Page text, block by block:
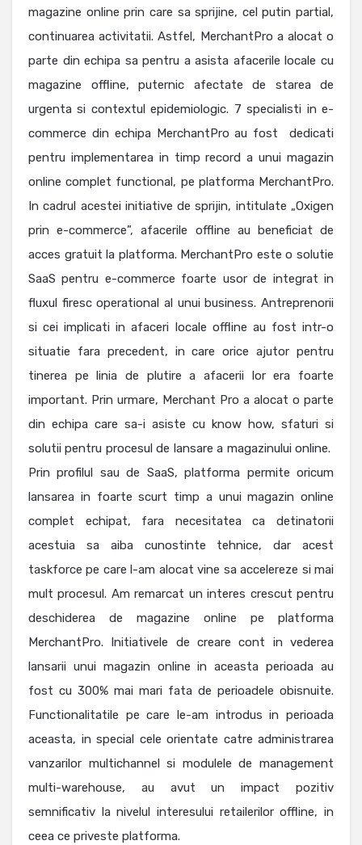
magazine online prin care sa sprijine, cel putin partial,
continuarea activitatii. Astfel, MerchantPro a alocat o
parte din echipa sa pentru a asista afacerile locale cu
magazine offline, puternic afectate de starea de
urgenta si contextul epidemiologic. 7 specialisti in e-
commerce din echipa MerchantPro au fost dedicati
pentru implementarea in timp record a unui magazin
online complet functional, pe platforma MerchantPro.
In cadrul acestei initiative de sprijin, intitulate „Oxigen
prin e-commerce”, afacerile offline au beneficiat de
acces gratuit la platforma. MerchantPro este o solutie
SaaS pentru e-commerce foarte usor de integrat in
fluxul firesc operational al unui business. Antreprenorii
si cei implicati in afaceri locale offline au fost intr-o
situatie fara precedent, in care orice ajutor pentru
tinerea pe linia de plutire a afacerii lor era foarte
important. Prin urmare, Merchant Pro a alocat o parte
din echipa care sa-i asiste cu know how, sfaturi si
solutii pentru procesul de lansare a magazinului online.
Prin profilul sau de SaaS, platforma permite oricum
lansarea in foarte scurt timp a unui magazin online
complet echipat, fara necesitatea ca detinatorii
acestuia sa aiba cunostinte tehnice, dar acest
taskforce pe care l-am alocat vine sa accelereze si mai
mult procesul. Am remarcat un interes crescut pentru
deschiderea de magazine online pe platforma
MerchantPro. Initiativele de creare cont in vederea
lansarii unui magazin online in aceasta perioada au
fost cu 300% mai mari fata de perioadele obisnuite.
Functionalitatile pe care le-am introdus in perioada
aceasta, in special cele orientate catre administrarea
vanzarilor multichannel si modulele de management
multi-warehouse, au avut un impact pozitiv
semnificativ la nivelul interesului retailerilor offline, in
ceea ce priveste platforma.